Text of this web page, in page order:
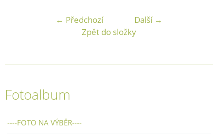
← Předchozí
Další →
Zpět do složky
Fotoalbum
----FOTO NA VÝBĚR----